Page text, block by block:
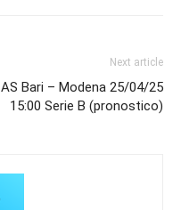
Next article
AS Bari – Modena 25/04/25
15:00 Serie B (pronostico)